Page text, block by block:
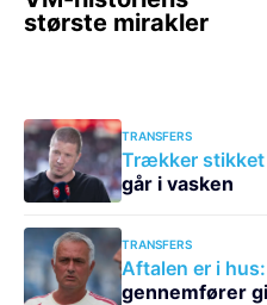
TRANSFERS
Trækker stikket
går i vasken
TRANSFERS
Aftalen er i hus:
gennemfører